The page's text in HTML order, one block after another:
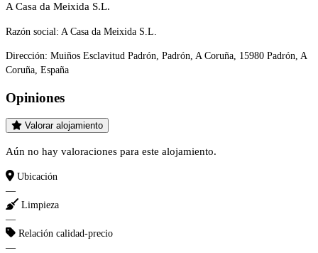
A Casa da Meixida S.L.
Razón social: A Casa da Meixida S.L.
Dirección: Muiños Esclavitud Padrón, Padrón, A Coruña, 15980 Padrón, A
Coruña, España
Opiniones
Valorar alojamiento
Aún no hay valoraciones para este alojamiento.
Ubicación
—
Limpieza
—
Relación calidad-precio
—